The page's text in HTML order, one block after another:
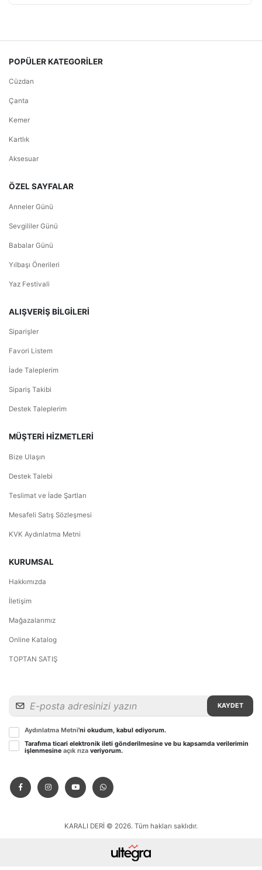
POPÜLER KATEGORİLER
Cüzdan
Çanta
Kemer
Kartlık
Aksesuar
ÖZEL SAYFALAR
Anneler Günü
Sevgililer Günü
Babalar Günü
Yılbaşı Önerileri
Yaz Festivali
ALIŞVERİŞ BİLGİLERİ
Siparişler
Favori Listem
İade Taleplerim
Sipariş Takibi
Destek Taleplerim
MÜŞTERİ HİZMETLERİ
Bize Ulaşın
Destek Talebi
Teslimat ve İade Şartları
Mesafeli Satış Sözleşmesi
KVK Aydınlatma Metni
KURUMSAL
Hakkımızda
İletişim
Mağazalarımız
Online Katalog
TOPTAN SATIŞ
KAYDET
Aydınlatma Metni’ni okudum, kabul ediyorum.
Tarafıma ticari elektronik ileti gönderilmesine ve bu kapsamda verilerimin
işlenmesine açık rıza veriyorum.
KARALI DERİ © 2026. Tüm hakları saklıdır.